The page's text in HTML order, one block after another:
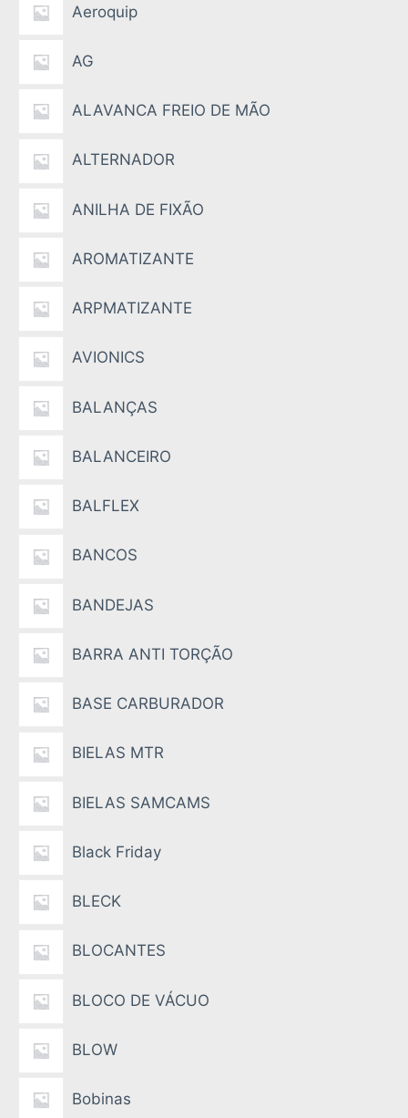
Aeroquip
AG
ALAVANCA FREIO DE MÃO
ALTERNADOR
ANILHA DE FIXÃO
AROMATIZANTE
ARPMATIZANTE
AVIONICS
BALANÇAS
BALANCEIRO
BALFLEX
BANCOS
BANDEJAS
BARRA ANTI TORÇÃO
BASE CARBURADOR
BIELAS MTR
BIELAS SAMCAMS
Black Friday
BLECK
BLOCANTES
BLOCO DE VÁCUO
BLOW
Bobinas